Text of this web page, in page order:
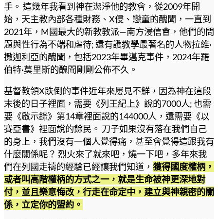
手。 這幾年我看到神在潔淨他的教會，從2009年開
始，天主教內部各種財務、X侵、戀童的醜聞，一直到
2021年，M國最大的新教教派—南方浸信會，他們的問
題與性行為不端和虐待; 還有護教學最著名的人物拉維·
撒迦利亞的醜聞，包括2023年畢邁克事件，2024年羅
伯特·莫里斯的醜聞剛剛公佈不久。
基督教領X跌倒的事件近年來屢見不鮮，因為神在這段
末後的日子裡面，需要《列王紀上》說的7000人; 也需
要《啟示錄》第14章裡面說的144000人，還需要《以
賽亞書》裡面說的餘民。 刀子如果沒有落在我們自己
的身上，我們沒有一個人覺得痛，甚至會覺得這跟我有
什麼關係呢？ 烈火來了就來吧，燒一下吧，多年來我
們在列國走禱的經驗已經讓我們知道， 獲得國度權柄，
或者叫高階權柄的方式之一，就是生命被神更深地對
付，並且樂意悔改，行走在命定中，建立與神親密的關
係，立定你的盟約。